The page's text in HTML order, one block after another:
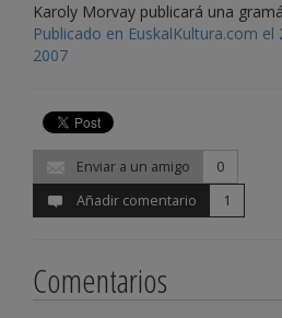
Karoly Morvay publicará una
Publicado en EuskalKultura.com
2007
Enviar a un amigo
0
Añadir comentario
1
Comentarios